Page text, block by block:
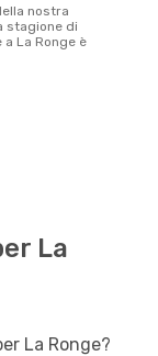
stagione di
La Ronge è
La
La Ronge?